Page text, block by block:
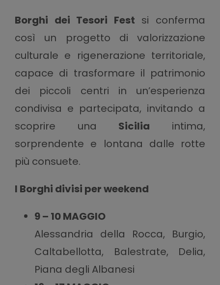
Borghi dei Tesori Fest si conferma
così un progetto di valorizzazione
culturale e rigenerazione territoriale,
capace di trasformare il patrimonio
dei piccoli centri in un’esperienza
condivisa e partecipata, invitando a
scoprire una Sicilia intima,
sorprendente e lontana dalle rotte
più consuete.
I Borghi divisi per weekend
9 – 10 MAGGIO
Alessandria della Rocca, Burgio,
Caltabellotta, Balestrate, Delia,
Piana degli Albanesi